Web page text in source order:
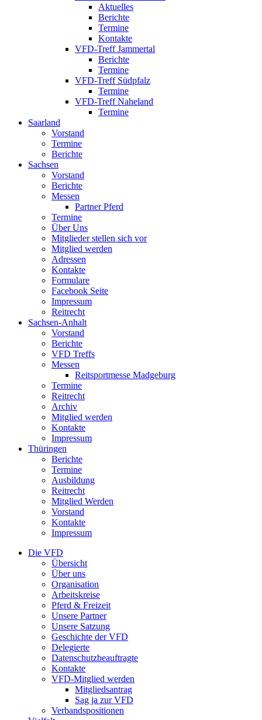
Aktuelles
Berichte
Termine
Kontakte
VFD-Treff Jammertal
Berichte
Termine
VFD-Treff Südpfalz
Termine
VFD-Treff Naheland
Termine
Saarland
Vorstand
Termine
Berichte
Sachsen
Vorstand
Berichte
Messen
Partner Pferd
Termine
Über Uns
Mitglieder stellen sich vor
Mitglied werden
Adressen
Kontakte
Formulare
Facebook Seite
Impressum
Reitrecht
Sachsen-Anhalt
Vorstand
Berichte
VFD Treffs
Messen
Reitsportmesse Madgeburg
Termine
Reitrecht
Archiv
Mitglied werden
Kontakte
Impressum
Thüringen
Berichte
Termine
Ausbildung
Reitrecht
Mitglied Werden
Vorstand
Kontakte
Impressum
Die VFD
Übersicht
Über uns
Organisation
Arbeitskreise
Pferd & Freizeit
Unsere Partner
Unsere Satzung
Geschichte der VFD
Delegierte
Datenschutzbeauftragte
Kontakte
VFD-Mitglied werden
Mitgliedsantrag
Sag ja zur VFD
Verbandspositionen